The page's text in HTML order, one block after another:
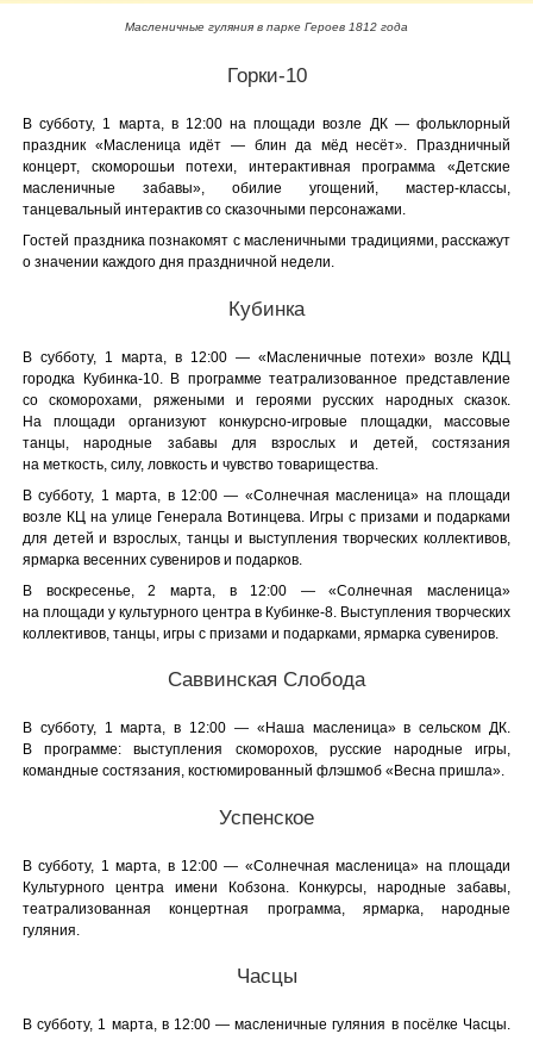
Масленичные гуляния в парке Героев 1812 года
Горки-10
В субботу, 1 марта, в 12:00 на площади возле ДК — фольклорный
праздник «Масленица идёт — блин да мёд несёт». Праздничный
концерт, скоморошьи потехи, интерактивная программа «Детские
масленичные забавы», обилие угощений, мастер-классы,
танцевальный интерактив со сказочными персонажами.
Гостей праздника познакомят с масленичными традициями, расскажут
о значении каждого дня праздничной недели.
Кубинка
В субботу, 1 марта, в 12:00 — «Масленичные потехи» возле КДЦ
городка Кубинка-10. В программе театрализованное представление
со скоморохами, ряжеными и героями русских народных сказок.
На площади организуют конкурсно-игровые площадки, массовые
танцы, народные забавы для взрослых и детей, состязания
на меткость, силу, ловкость и чувство товарищества.
В субботу, 1 марта, в 12:00 — «Солнечная масленица» на площади
возле КЦ на улице Генерала Вотинцева. Игры с призами и подарками
для детей и взрослых, танцы и выступления творческих коллективов,
ярмарка весенних сувениров и подарков.
В воскресенье, 2 марта, в 12:00 — «Солнечная масленица»
на площади у культурного центра в Кубинке-8. Выступления творческих
коллективов, танцы, игры с призами и подарками, ярмарка сувениров.
Саввинская Слобода
В субботу, 1 марта, в 12:00 — «Наша масленица» в сельском ДК.
В программе: выступления скоморохов, русские народные игры,
командные состязания, костюмированный флэшмоб «Весна пришла».
Успенское
В субботу, 1 марта, в 12:00 — «Солнечная масленица» на площади
Культурного центра имени Кобзона. Конкурсы, народные забавы,
театрализованная концертная программа, ярмарка, народные
гуляния.
Часцы
В субботу, 1 марта, в 12:00 — масленичные гуляния в посёлке Часцы.